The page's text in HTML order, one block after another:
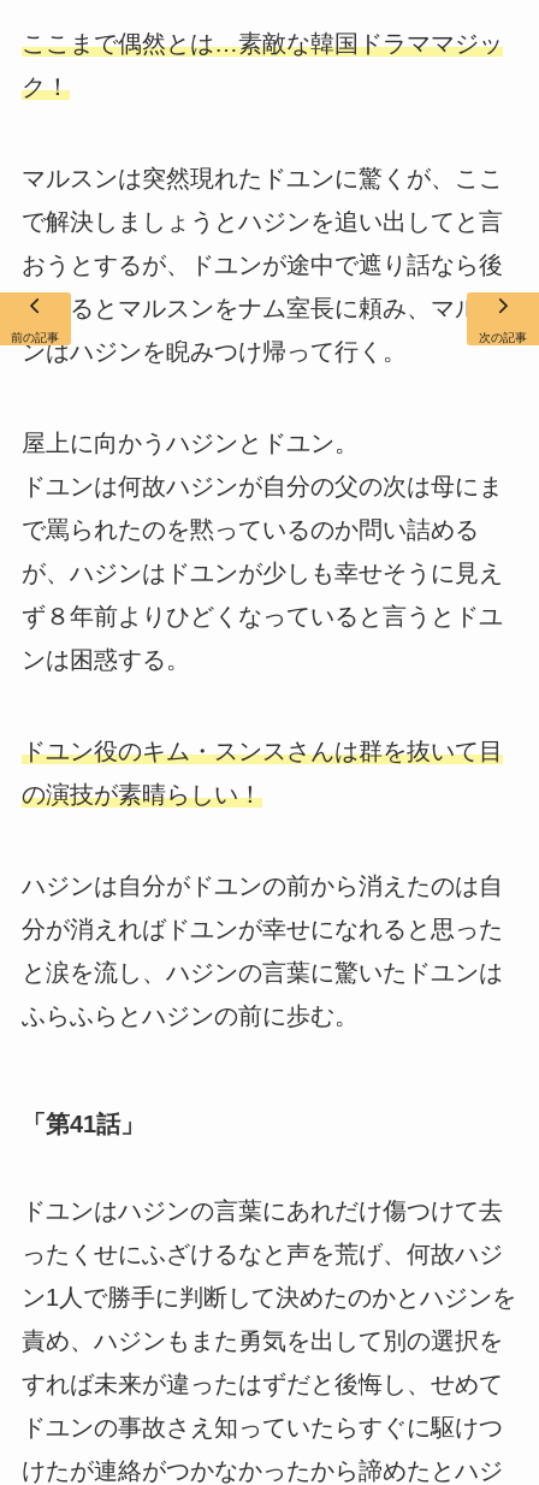
ここまで偶然とは…素敵な韓国ドラママジッ
ク！
マルスンは突然現れたドユンに驚くが、ここ
で解決しましょうとハジンを追い出してと言
おうとするが、ドユンが途中で遮り話なら後
でするとマルスンをナム室長に頼み、マルス
ンはハジンを睨みつけ帰って行く。
屋上に向かうハジンとドユン。
ドユンは何故ハジンが自分の父の次は母にま
で罵られたのを黙っているのか問い詰める
が、ハジンはドユンが少しも幸せそうに見え
ず８年前よりひどくなっていると言うとドユ
ンは困惑する。
ドユン役のキム・スンスさんは群を抜いて目
の演技が素晴らしい！
ハジンは自分がドユンの前から消えたのは自
分が消えればドユンが幸せになれると思った
と涙を流し、ハジンの言葉に驚いたドユンは
ふらふらとハジンの前に歩む。
「第41話」
ドユンはハジンの言葉にあれだけ傷つけて去
ったくせにふざけるなと声を荒げ、何故ハジ
ン1人で勝手に判断して決めたのかとハジンを
責め、ハジンもまた勇気を出して別の選択を
すれば未来が違ったはずだと後悔し、せめて
ドユンの事故さえ知っていたらすぐに駆けつ
けたが連絡がつかなかったから諦めたとハジ
前の記事 次の記事